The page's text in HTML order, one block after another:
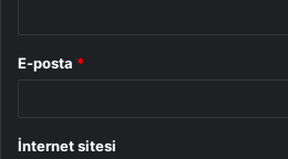
E-posta *
İnternet sitesi